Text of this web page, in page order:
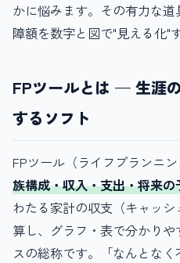
かに悩みます。その有力な
障額を数字と図で"見える化"
FPツールとは — 生涯
するソフト
FPツール（ライフプランニ
族構成・収入・支出・将来の
わたる家計の収支（キャッ
算し、グラフ・表で分かり
スの総称です。「なんとな